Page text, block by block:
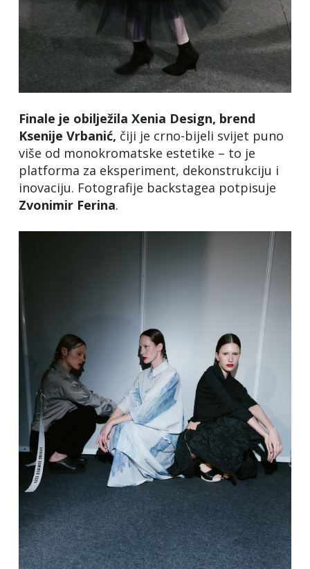
Finale je obilježila Xenia Design, brend
Ksenije Vrbanić, čiji je crno-bijeli svijet puno
više od monokromatske estetike – to je
platforma za eksperiment, dekonstrukciju i
inovaciju. Fotografije backstagea potpisuje
Zvonimir Ferina.